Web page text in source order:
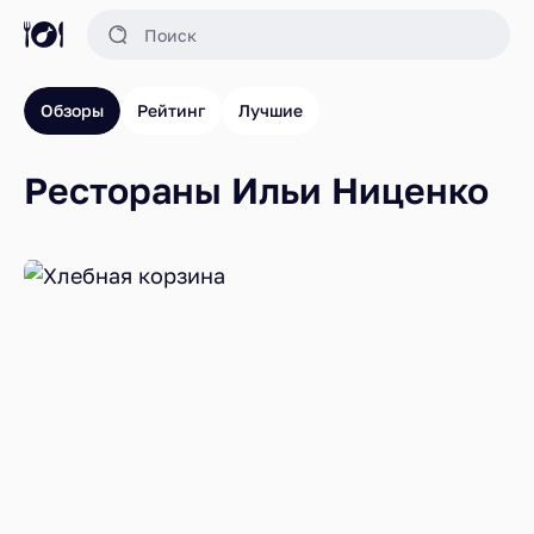
Обзоры Рейтинг Лучшие
Рестораны Ильи Ниценко